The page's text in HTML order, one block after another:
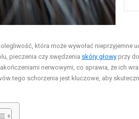
która może wywołać nieprzyjemne
pieczenia czy swędzenia skóry głowy przy
nerwowymi, co sprawia, że ich
tego schorzenia jest kluczowe, aby